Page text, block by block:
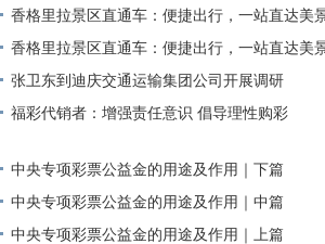
单公示
香格里拉景区直通车：便捷出行，一站直达美
香格里拉景区直通车：便捷出行，一站直达美
张卫东到迪庆交通运输集团公司开展调研
福彩代销者：增强责任意识 倡导理性购彩
中央专项彩票公益金的用途及作用｜下篇
中央专项彩票公益金的用途及作用｜中篇
中央专项彩票公益金的用途及作用｜上篇